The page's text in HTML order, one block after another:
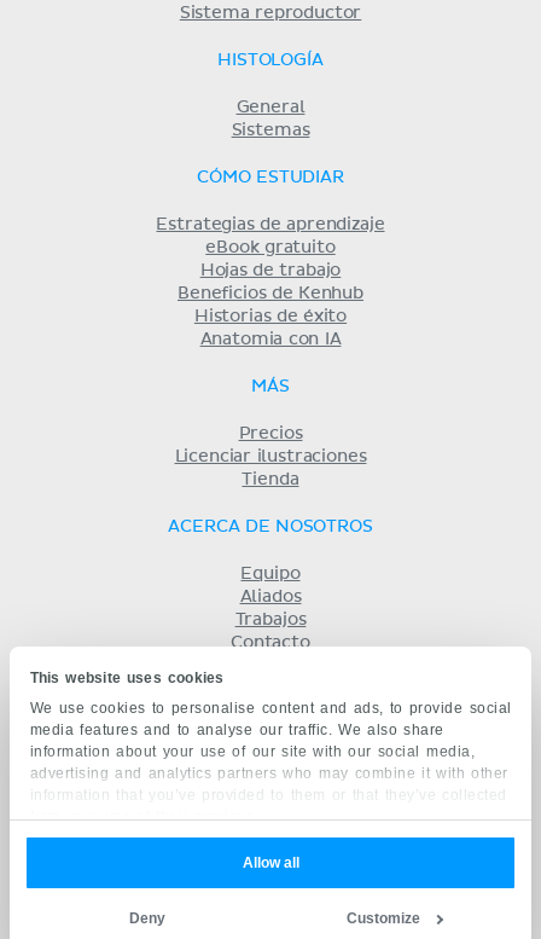
This website uses cookies
We use cookies to personalise content and ads, to provide social
media features and to analyse our traffic. We also share
information about your use of our site with our social media,
advertising and analytics partners who may combine it with other
information that you’ve provided to them or that they’ve collected
from your use of their services.
Allow all
Customize
Deny
Sistema reproductor
HISTOLOGÍA
General
Sistemas
CÓMO ESTUDIAR
Estrategias de aprendizaje
eBook gratuito
Hojas de trabajo
Beneficios de Kenhub
Historias de éxito
Anatomia con IA
MÁS
Precios
Licenciar ilustraciones
Tienda
ACERCA DE NOSOTROS
Equipo
Aliados
Trabajos
Contacto
Términos y condiciones
Privacidad
KENHUB EN...
English
русский